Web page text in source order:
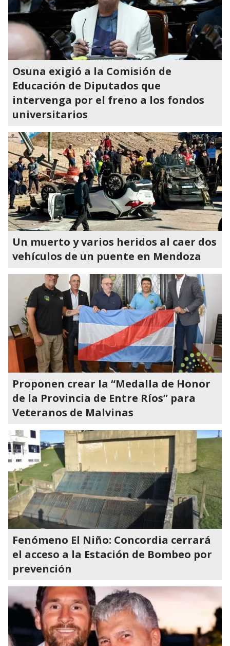
Osuna exigió a la Comisión de
Educación de Diputados que
intervenga por el freno a los fondos
universitarios
Un muerto y varios heridos al caer dos
vehículos de un puente en Mendoza
Proponen crear la “Medalla de Honor
de la Provincia de Entre Ríos” para
Veteranos de Malvinas
Fenómeno El Niño: Concordia cerrará
el acceso a la Estación de Bombeo por
prevención